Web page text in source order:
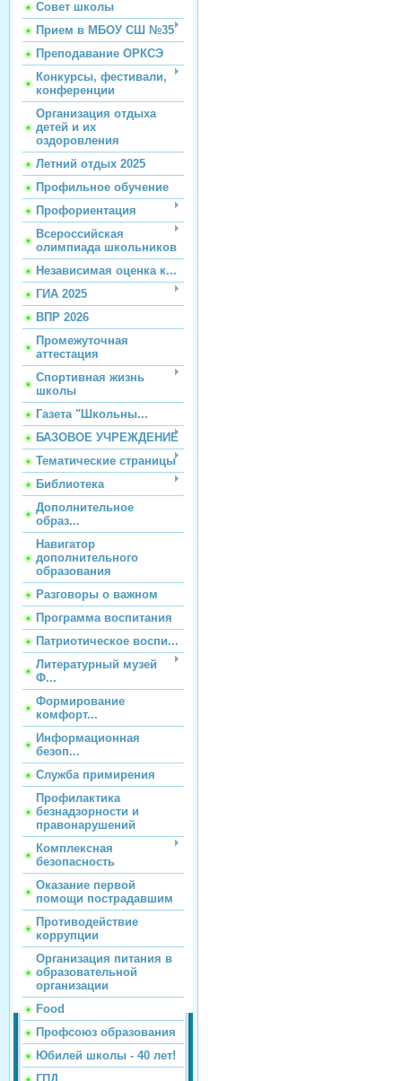
Совет школы
Прием в МБОУ СШ №35
Преподавание ОРКСЭ
Конкурсы, фестивали,
конференции
Организация отдыха
детей и их
оздоровления
Летний отдых 2025
Профильное обучение
Профориентация
Всероссийская
олимпиада школьников
Независимая оценка к...
ГИА 2025
ВПР 2026
Промежуточная
аттестация
Спортивная жизнь
школы
Газета "Школьны...
БАЗОВОЕ УЧРЕЖДЕНИЕ
Тематические страницы
Библиотека
Дополнительное
образ...
Навигатор
дополнительного
образования
Разговоры о важном
Программа воспитания
Патриотическое воспи...
Литературный музей
Ф...
Формирование
комфорт...
Информационная
безоп...
Служба примирения
Профилактика
безнадзорности и
правонарушений
Комплексная
безопасность
Оказание первой
помощи пострадавшим
Противодействие
коррупции
Организация питания в
образовательной
организации
Food
Профсоюз образования
Юбилей школы - 40 лет!